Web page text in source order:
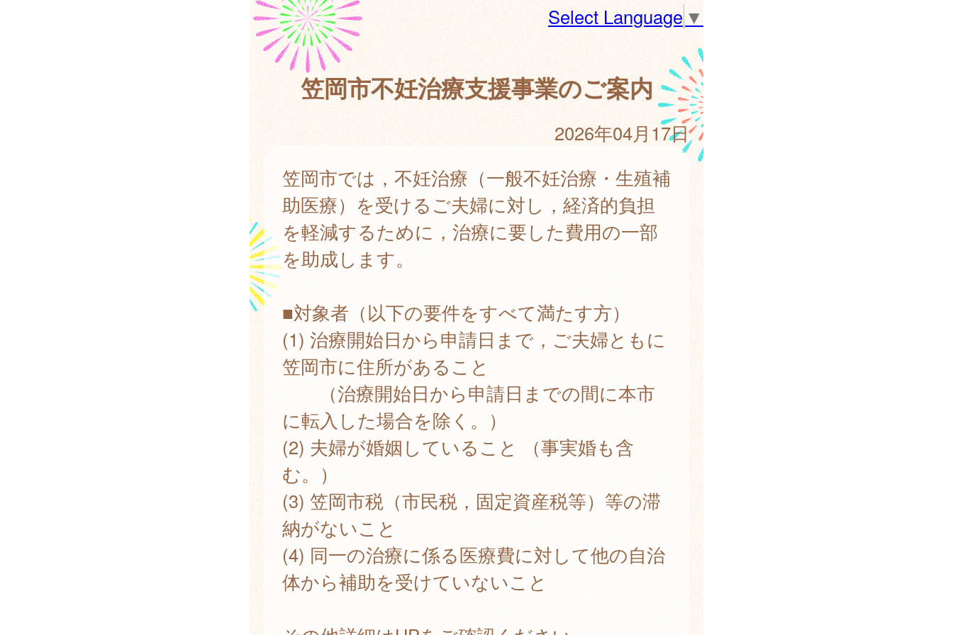
Select Language▼
笠岡市不妊治療支援事業のご案内
2026年04月17日
笠岡市では，不妊治療（一般不妊治療・生殖補
助医療）を受けるご夫婦に対し，経済的負担
を軽減するために，治療に要した費用の一部
を助成します。
■対象者（以下の要件をすべて満たす方）
(1) 治療開始日から申請日まで，ご夫婦ともに
笠岡市に住所があること
（治療開始日から申請日までの間に本市
に転入した場合を除く。）
(2) 夫婦が婚姻していること （事実婚も含
む。）
(3) 笠岡市税（市民税，固定資産税等）等の滞
納がないこと
(4) 同一の治療に係る医療費に対して他の自治
体から補助を受けていないこと